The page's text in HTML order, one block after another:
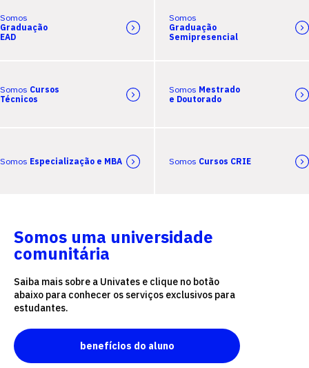
Somos
Graduação
EAD
Somos
Graduação
Semipresencial
Somos Cursos
Técnicos
Somos Mestrado
e Doutorado
Somos Especialização e MBA Somos Cursos CRIE
Somos uma universidade
comunitária
Saiba mais sobre a Univates e clique no botão
abaixo para conhecer os serviços exclusivos para
estudantes.
benefícios do aluno